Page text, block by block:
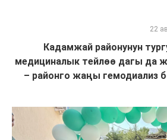
22
Кадамжай районунун
медициналык тейлөө дагы да
– районго жаңы гемодиализ